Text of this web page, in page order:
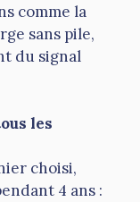
comme la
sans pile,
du signal
les
choisi,
4 ans :